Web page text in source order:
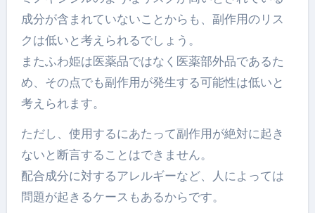
成分が含まれていないことからも、副作用のリス
クは低いと考えられるでしょう。
またふわ姫は医薬品ではなく医薬部外品であるた
め、その点でも副作用が発生する可能性は低いと
考えられます。
ただし、使用するにあたって副作用が絶対に起き
ないと断言することはできません。
配合成分に対するアレルギーなど、人によっては
問題が起きるケースもあるからです。